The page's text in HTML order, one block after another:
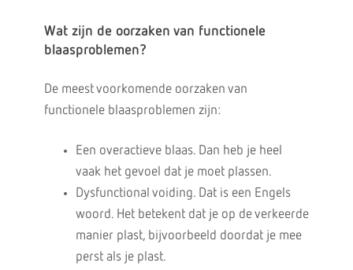
Wat zijn de oorzaken van functionele
blaasproblemen?
De meest voorkomende oorzaken van
functionele blaasproblemen zijn:
Een overactieve blaas. Dan heb je heel
vaak het gevoel dat je moet plassen.
Dysfunctional voiding. Dat is een Engels
woord. Het betekent dat je op de verkeerde
manier plast, bijvoorbeeld doordat je mee
perst als je plast.